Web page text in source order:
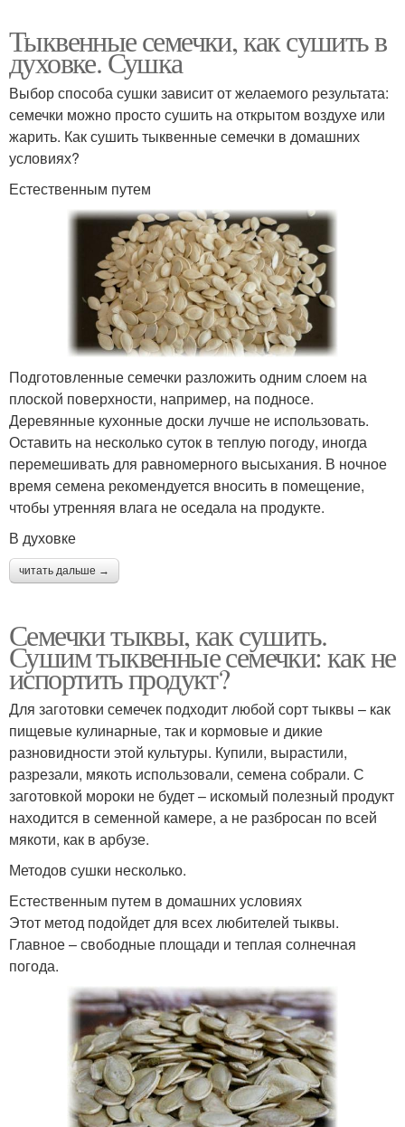
Тыквенные семечки, как сушить в
духовке. Сушка
Выбор способа сушки зависит от желаемого результата:
семечки можно просто сушить на открытом воздухе или
жарить. Как сушить тыквенные семечки в домашних
условиях?
Естественным путем
Подготовленные семечки разложить одним слоем на
плоской поверхности, например, на подносе.
Деревянные кухонные доски лучше не использовать.
Оставить на несколько суток в теплую погоду, иногда
перемешивать для равномерного высыхания. В ночное
время семена рекомендуется вносить в помещение,
чтобы утренняя влага не оседала на продукте.
В духовке
читать дальше →
Семечки тыквы, как сушить.
Сушим тыквенные семечки: как не
испортить продукт?
Для заготовки семечек подходит любой сорт тыквы – как
пищевые кулинарные, так и кормовые и дикие
разновидности этой культуры. Купили, вырастили,
разрезали, мякоть использовали, семена собрали. С
заготовкой мороки не будет – искомый полезный продукт
находится в семенной камере, а не разбросан по всей
мякоти, как в арбузе.
Методов сушки несколько.
Естественным путем в домашних условиях
Этот метод подойдет для всех любителей тыквы.
Главное – свободные площади и теплая солнечная
погода.